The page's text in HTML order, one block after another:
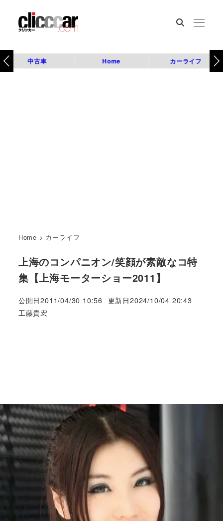
中古車 Home カーライフ
Home > カーライフ
上海のコンパニオン/笑顔が素敵なコ特
集【上海モーターショー2011】
公開日2011/04/30 10:56 更新日2024/10/04 20:43
著
工藤貴宏